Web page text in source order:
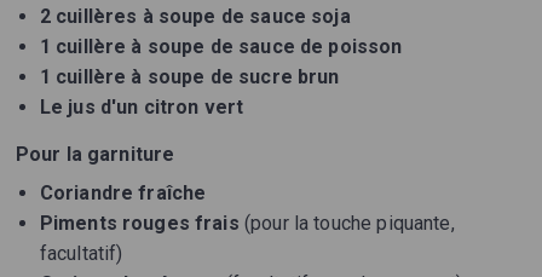
2 cuillères à soupe de sauce soja
1 cuillère à soupe de sauce de poisson
1 cuillère à soupe de sucre brun
Le jus d'un citron vert
Pour la garniture
Coriandre fraîche
Piments rouges frais (pour la touche piquante,
facultatif)